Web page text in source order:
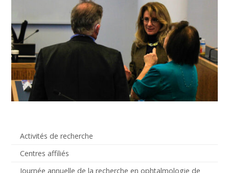
Activités de recherche
Centres affiliés
Journée annuelle de la recherche en ophtalmologie de